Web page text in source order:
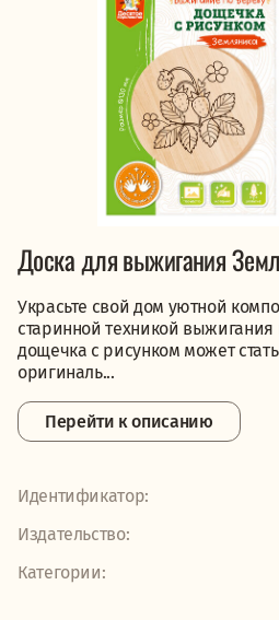
Доска для выжигания
Украсьте свой дом уютной
старинной техникой выжигания
дощечка с рисунком может
оригиналь...
Перейти к описанию
Идентификатор:
Издательство:
Категории: